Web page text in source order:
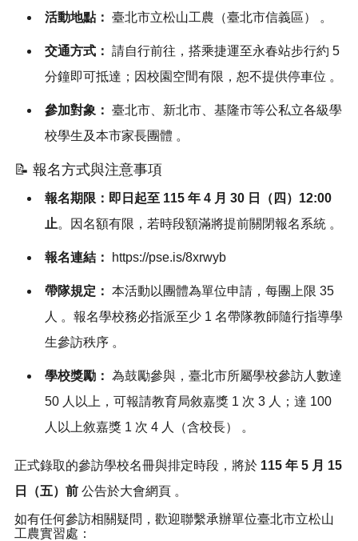
活動地點： 臺北市立松山工農（臺北市信義區） 。
交通方式： 請自行前往，搭乘捷運至永春站步行約 5
分鐘即可抵達；因校園空間有限，恕不提供停車位 。
參加對象： 臺北市、新北市、基隆市等公私立各級學
校學生及本市家長團體 。
📝 報名方式與注意事項
報名期限：即日起至 115 年 4 月 30 日（四）12:00
止。因名額有限，若時段額滿將提前關閉報名系統 。
報名連結： https://pse.is/8xrwyb
帶隊規定： 本活動以團體為單位申請，每團上限 35
人 。報名學校務必指派至少 1 名帶隊教師隨行指導學
生參訪秩序 。
學校獎勵： 為鼓勵參與，臺北市所屬學校參訪人數達
50 人以上，可報請教育局敘嘉獎 1 次 3 人；達 100
人以上敘嘉獎 1 次 4 人（含校長）
。
正式錄取的參訪學校名冊與排定時段，將於 115 年 5 月 15
日（五）前 公告於大會網頁 。
如有任何參訪相關疑問，歡迎聯繫承辦單位臺北市立松山
工農實習處：